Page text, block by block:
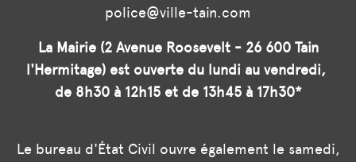
police@ville-tain.com
La Mairie (2 Avenue Roosevelt - 26 600 Tain
l'Hermitage) est ouverte du lundi au vendredi,
de 8h30 à 12h15 et de 13h45 à 17h30*
Le bureau d'État Civil ouvre également le samedi,